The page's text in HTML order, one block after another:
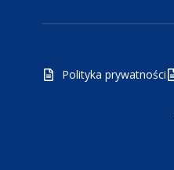
Polityka prywatności